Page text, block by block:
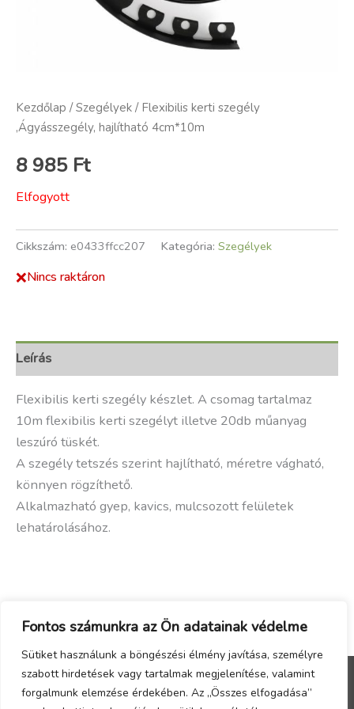
Fontos számunkra az Ön adatainak védelme
Sütiket használunk a böngészési élmény javítása, személyre
szabott hirdetések vagy tartalmak megjelenítése, valamint
forgalmunk elemzése érdekében. Az „Összes elfogadása”
Kezdőlap /Szegélyek / Flexibilis kerti szegély
,Ágyásszegély, hajlítható 4cm*10m
8 985 Ft
Elfogyott
Cikkszám: e0433ffcc207 Kategória: Szegélyek
❌Nincs raktáron
Leírás
Flexibilis kerti szegély készlet. A csomag tartalmaz
10m flexibilis kerti szegélyt illetve 20db műanyag
leszúró tüskét.
A szegély tetszés szerint hajlítható, méretre vágható,
könnyen rögzíthető.
Alkalmazható gyep, kavics, mulcsozott felületek
lehatárolásához.